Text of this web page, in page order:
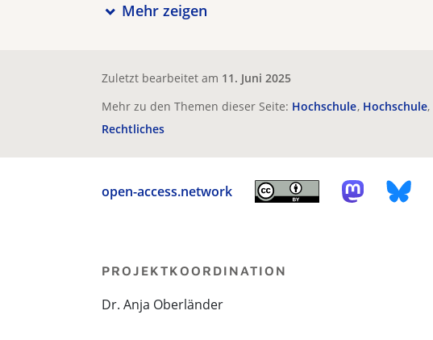
Mehr zeigen
Zuletzt bearbeitet am 11. Juni 2025
Mehr zu den Themen dieser Seite: Hochschule Hochschule
Rechtliches
open-access.network
PROJEKTKOORDINATION
Dr. Anja Oberländer